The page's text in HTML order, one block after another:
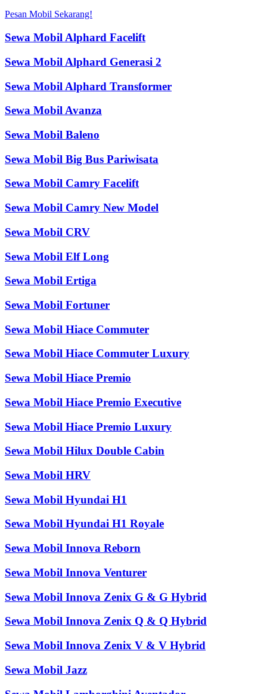
Pesan Mobil Sekarang!
Sewa Mobil Alphard Facelift
Sewa Mobil Alphard Generasi 2
Sewa Mobil Alphard Transformer
Sewa Mobil Avanza
Sewa Mobil Baleno
Sewa Mobil Big Bus Pariwisata
Sewa Mobil Camry Facelift
Sewa Mobil Camry New Model
Sewa Mobil CRV
Sewa Mobil Elf Long
Sewa Mobil Ertiga
Sewa Mobil Fortuner
Sewa Mobil Hiace Commuter
Sewa Mobil Hiace Commuter Luxury
Sewa Mobil Hiace Premio
Sewa Mobil Hiace Premio Executive
Sewa Mobil Hiace Premio Luxury
Sewa Mobil Hilux Double Cabin
Sewa Mobil HRV
Sewa Mobil Hyundai H1
Sewa Mobil Hyundai H1 Royale
Sewa Mobil Innova Reborn
Sewa Mobil Innova Venturer
Sewa Mobil Innova Zenix G & G Hybrid
Sewa Mobil Innova Zenix Q & Q Hybrid
Sewa Mobil Innova Zenix V & V Hybrid
Sewa Mobil Jazz